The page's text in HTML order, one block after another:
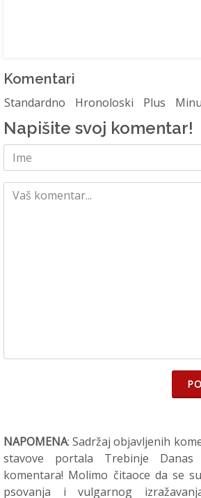
Komentari
Standardno Hronoloski Plus
Napišite svoj komentar!
NAPOMENA: Sadržaj objavljenih
stavove portala Trebinje
komentara! Molimo čitaoce da se
psovanja i vulgarnog